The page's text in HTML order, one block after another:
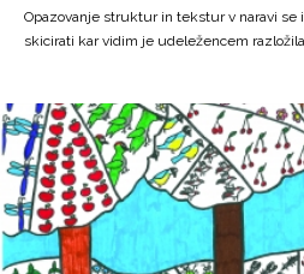
Opazovanje struktur in tekstur v naravi se
skicirati kar vidim je udeležencem